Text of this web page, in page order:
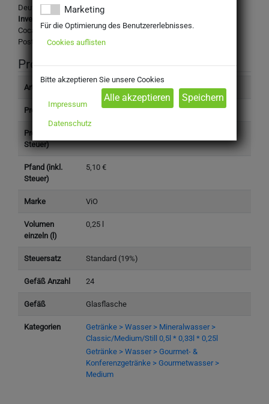
Deutschland
Inverkehrbringer:
Coca-Cola Erfrischungsgetränke AG
Postfach 67 01 56, 10207 Berlin
Produktinformation
Artikelnummer 2003380
Produkttyp Getränke
Preis (inkl.
Steuer)
Pfand (inkl.
Steuer)
5,10 €
Marke ViO
Volumen
einzeln (l)
0,25 l
Steuersatz Standard (19%)
Gefäß Anzahl 24
Gefäß Glasflasche
Kategorien
Getränke > Wasser > Mineralwasser >
Classic/Medium/Still 0,5l * 0,33l * 0,25l
Getränke > Wasser > Gourmet- &
Konferenzgetränke > Gourmetwasser >
Medium
Marketing
Für die Optimierung des Benutzererlebnisses.
Cookies auflisten
Bitte akzeptieren Sie unsere Cookies
Impressum
Datenschutz